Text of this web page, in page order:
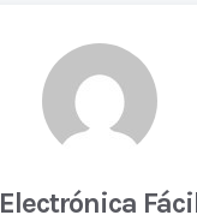
Electrónica